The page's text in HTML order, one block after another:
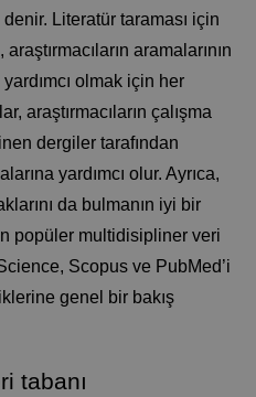
Literatür taraması için
aramalarının
olmak için her
araştırmacıların çalışma
dergiler tarafından
yardımcı olur. Ayrıca,
da bulmanın iyi bir
popüler multidisipliner veri
Scopus ve PubMed’i
genel bir bakış
tabanı